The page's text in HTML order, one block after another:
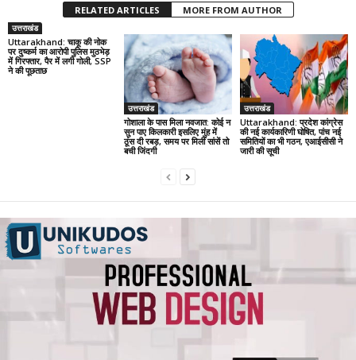
RELATED ARTICLES MORE FROM AUTHOR
उत्तराखंड
Uttarakhand: चाकू की नोक
पर दुष्कर्म का आरोपी पुलिस मुठभेड़
में गिरफ्तार, पैर में लगी गोली, SSP
ने की पूछताछ
उत्तराखंड
गोशाला के पास मिला नवजात: कोई न
सुन पाए किलकारी इसलिए मुंह में
ठूंस दी रबड़, समय पर मिलीं सांसें तो
बची जिंदगी
उत्तराखंड
Uttarakhand: प्रदेश कांग्रेस
की नई कार्यकारिणी घोषित, पांच नई
समितियों का भी गठन, एआईसीसी ने
जारी की सूची